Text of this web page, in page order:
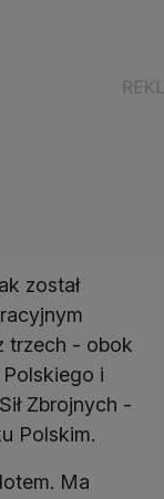
został
trzech - obok
i
Zbrojnych -
Polskim.
Ma